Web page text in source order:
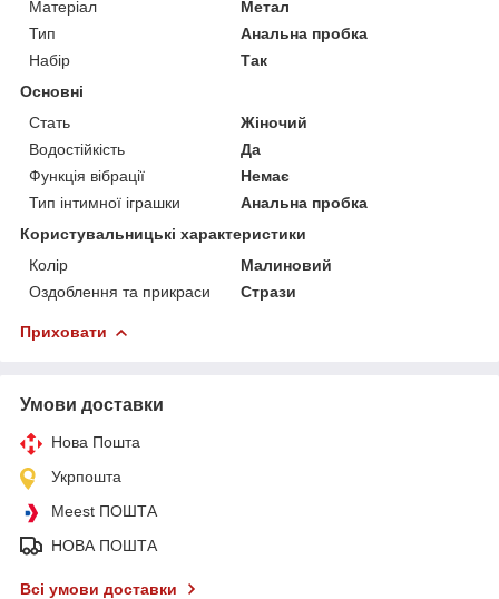
Матеріал
Метал
Тип
Анальна пробка
Набір
Так
Основні
Стать
Жіночий
Водостійкість
Да
Функція вібрації
Немає
Тип інтимної іграшки
Анальна пробка
Користувальницькі характеристики
Колір
Малиновий
Оздоблення та прикраси
Стрази
Приховати
Умови доставки
Нова Пошта
Укрпошта
Meest ПОШТА
НОВА ПОШТА
Всі умови доставки